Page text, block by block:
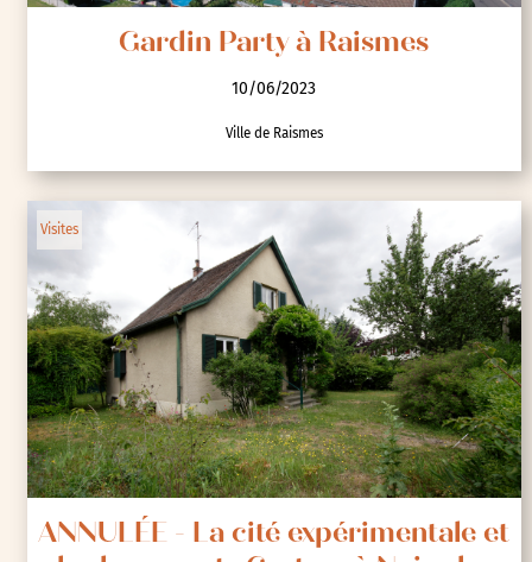
Gardin Party à Raismes
10/06/2023
Ville de Raismes
Visites
ANNULÉE - La cité expérimentale et